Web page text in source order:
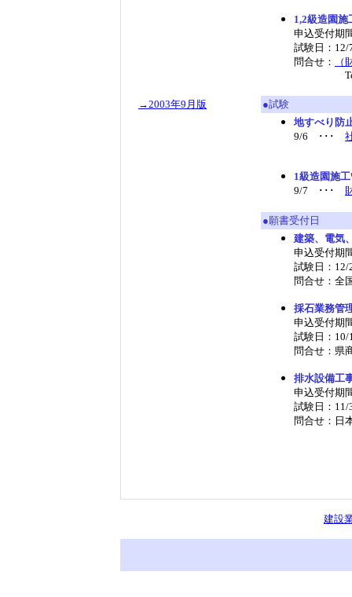
1,2級造園
申込受付期
試験日：12/
問合せ：
Tel03-
→2003年9月版
●試験
地すべり防
9/6 ･･･
1級造園施
9/7 ･･･
●願書受付日
建築、電気
申込受付期
試験日：12/
問合せ：全
採石業務管
申込受付期
試験日：10/
問合せ：県
排水設備工
申込受付期
試験日：11/
問合せ：日
建設